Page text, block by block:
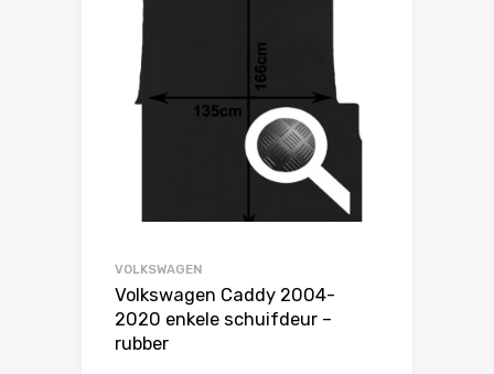
VOLKSWAGEN
Volkswagen Caddy 2004-
2020 enkele schuifdeur –
rubber